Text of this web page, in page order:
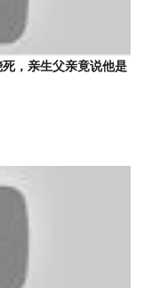
，亲生父亲竟说他是